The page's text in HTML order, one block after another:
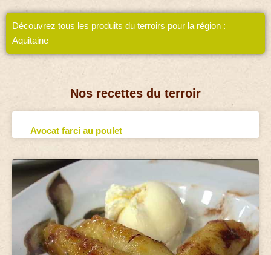
Découvrez tous les produits du terroirs pour la région :
Aquitaine
Nos recettes du terroir
Avocat farci au poulet